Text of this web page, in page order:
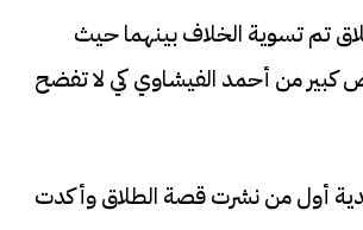
تم تسوية الخلاف بينهما حيث
من أحمد الفيشاوي كي لا تفضح
أول من نشرت قصة الطلاق وأكدت